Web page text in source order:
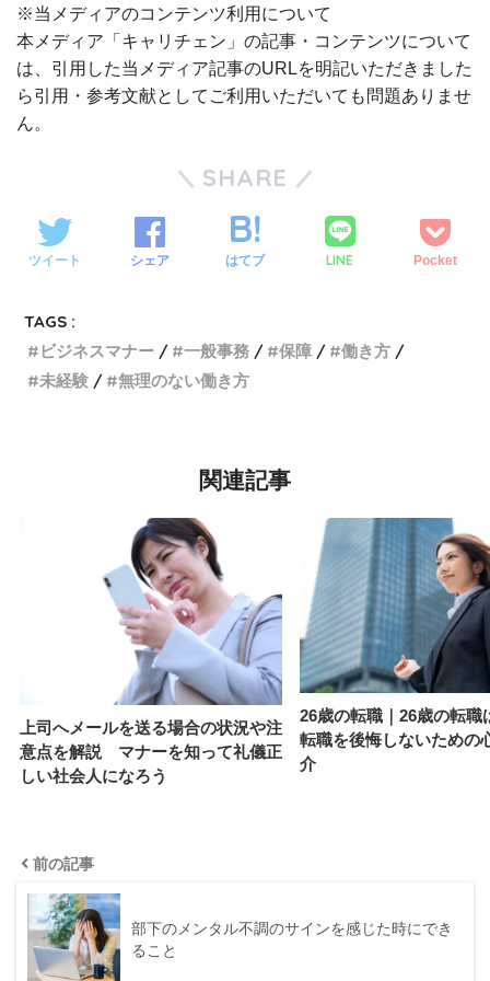
※当メディアのコンテンツ利用について
本メディア「キャリチェン」の記事・コンテンツについて
は、引用した当メディア記事のURLを明記いただきました
ら引用・参考文献としてご利用いただいても問題ありませ
ん。
SHARE
ツイート シェア はてブ LINE Pocket
TAGS :
ビジネスマナー
一般事務 保障
働き方
未経験
無理のない働き方
関連記事
上司へメールを送る場合の状況や注
意点を解説 マナーを知って礼儀正
しい社会人になろう
26歳の転職｜26歳の転職
転職を後悔しないための
介
前の記事
部下のメンタル不調のサインを感じた時にでき
ること